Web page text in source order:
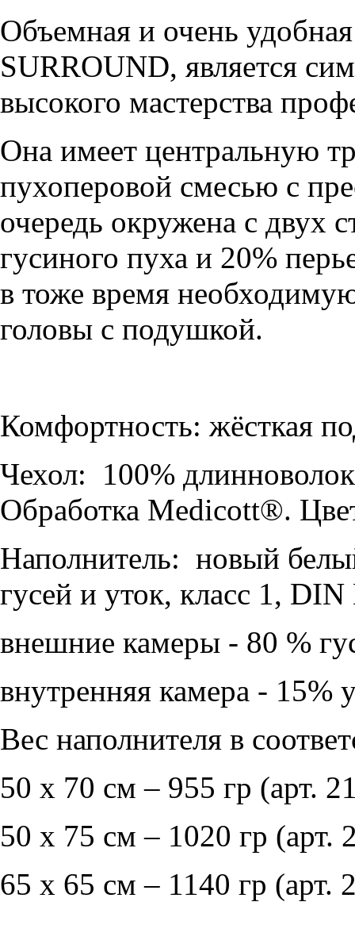
Объемная и очень
SURROUND, является
высокого мастерства
Она имеет центральную
пухоперовой смесью с
очередь окружена с двух
гусиного пуха и 20%
в тоже время
головы с подушкой.
Комфортность: жёсткая
Чехол: 100%
Обработка Medicott®.
Наполнитель: новый
гусей и уток, класс 1,
внешние камеры - 80 %
внутренняя камера - 15%
Вес наполнителя в
50 х 70 см – 955 гр (арт.
50 х 75 см – 1020 гр (арт.
65 х 65 см – 1140 гр (арт.